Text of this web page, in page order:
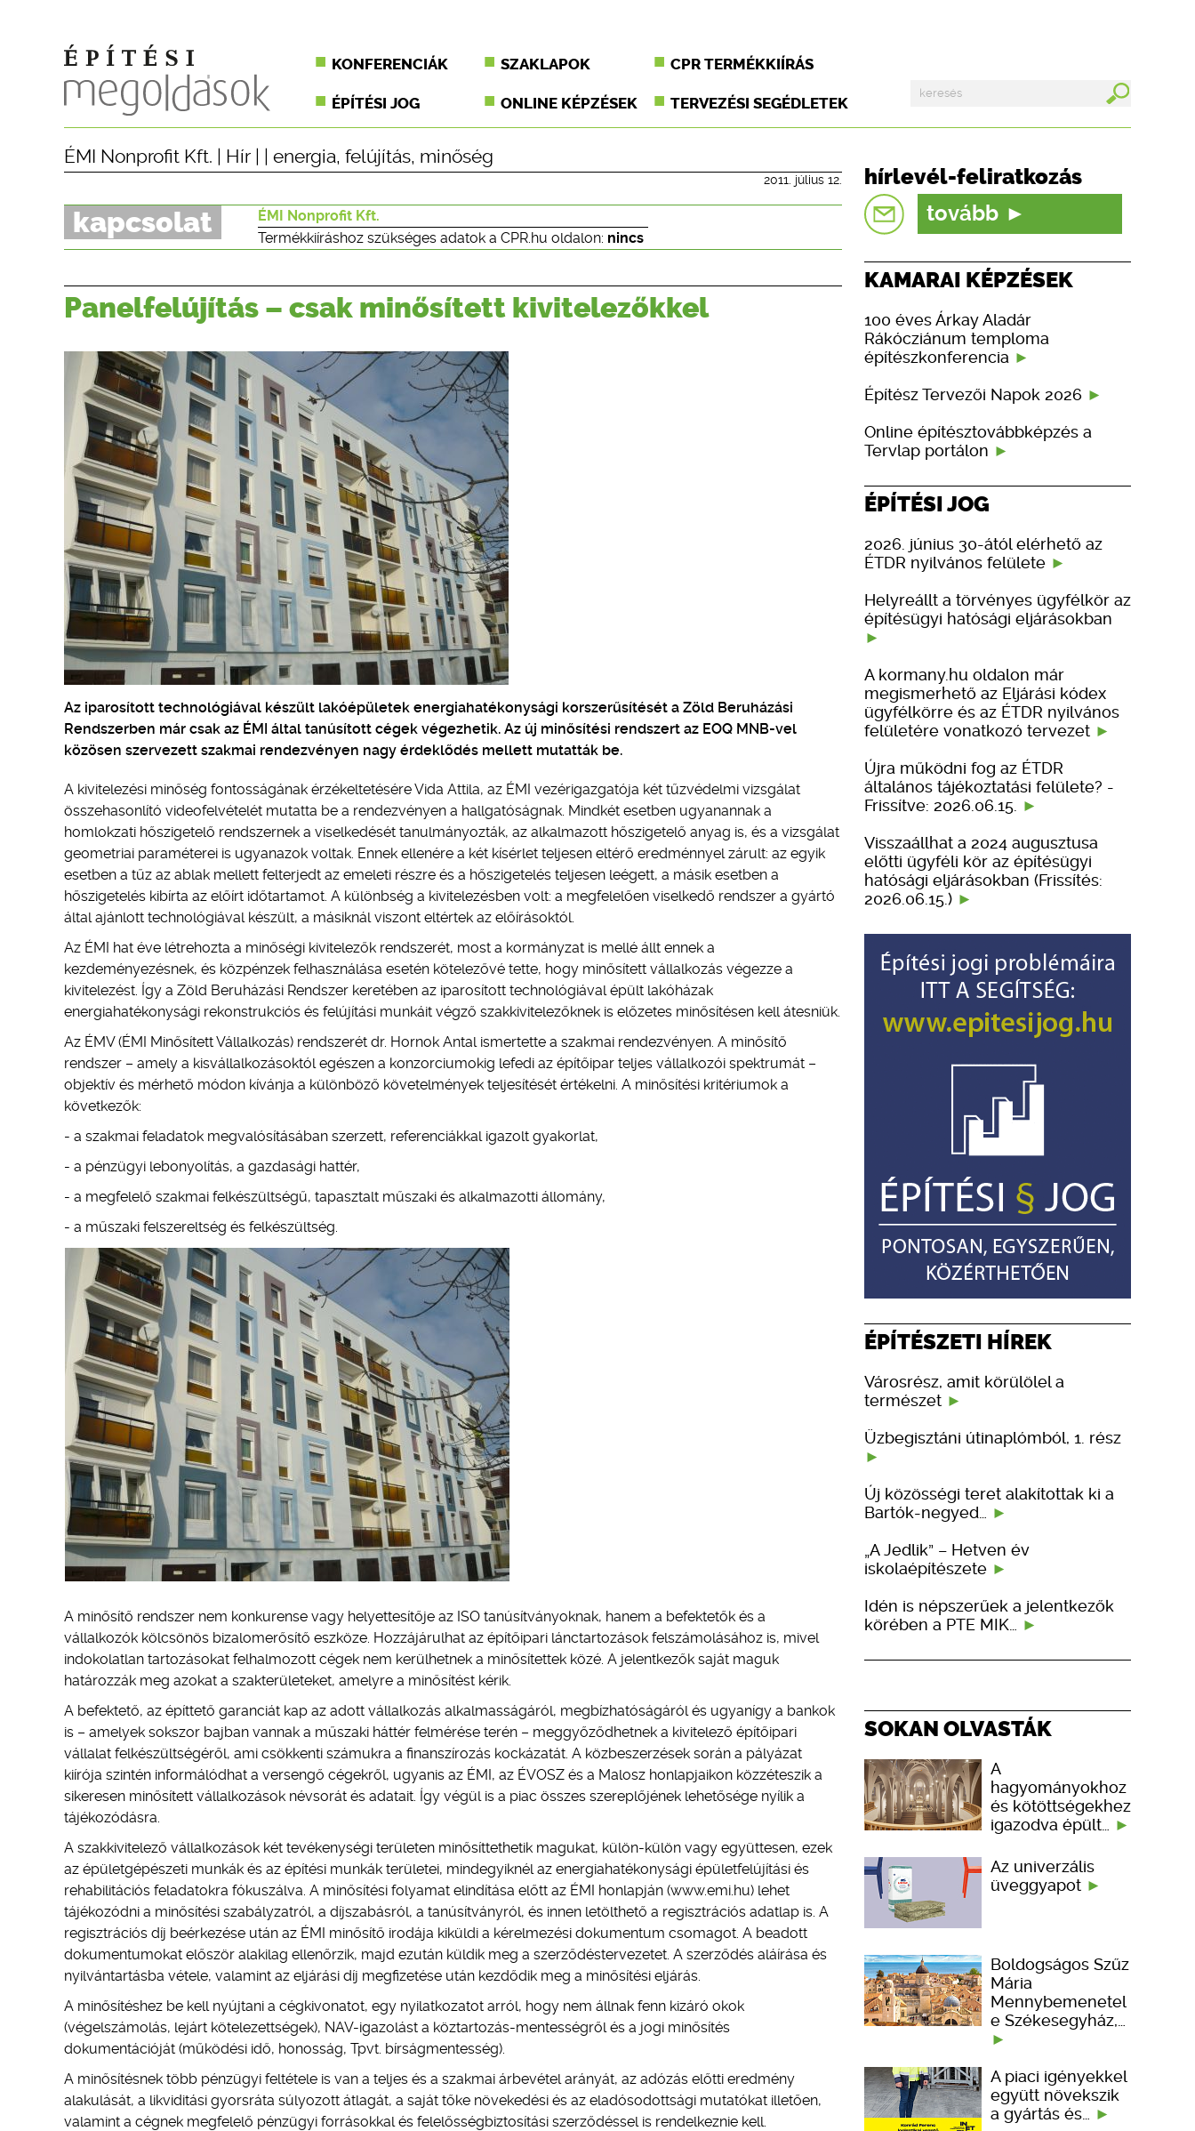
KONFERENCIÁK SZAKLAPOK CPR TERMÉKKIÍRÁS
ÉPÍTÉSI JOG ONLINE KÉPZÉSEK TERVEZÉSI SEGÉDLETEK
ÉMI Nonprofit Kft. Hír energia, felújítás, minőség
2011. július 12.
kapcsolat
ÉMI Nonprofit Kft.
Termékkiíráshoz szükséges adatok a CPR.hu oldalon: nincs
Panelfelújítás – csak minősített kivitelezőkkel
Az iparosított technológiával készült lakóépületek energiahatékonysági korszerűsítését a Zöld Beruházási
Rendszerben már csak az ÉMI által tanúsított cégek végezhetik. Az új minősítési rendszert az EOQ MNB-vel
közösen szervezett szakmai rendezvényen nagy érdeklődés mellett mutatták be.
A kivitelezési minőség fontosságának érzékeltetésére Vida Attila, az ÉMI vezérigazgatója két tűzvédelmi vizsgálat
összehasonlító videofelvételét mutatta be a rendezvényen a hallgatóságnak. Mindkét esetben ugyanannak a
homlokzati hőszigetelő rendszernek a viselkedését tanulmányozták, az alkalmazott hőszigetelő anyag is, és a vizsgálat
geometriai paraméterei is ugyanazok voltak. Ennek ellenére a két kísérlet teljesen eltérő eredménnyel zárult: az egyik
esetben a tűz az ablak mellett felterjedt az emeleti részre és a hőszigetelés teljesen leégett, a másik esetben a
hőszigetelés kibírta az előírt időtartamot. A különbség a kivitelezésben volt: a megfelelően viselkedő rendszer a gyártó
által ajánlott technológiával készült, a másiknál viszont eltértek az előírásoktól.
Az ÉMI hat éve létrehozta a minőségi kivitelezők rendszerét, most a kormányzat is mellé állt ennek a
kezdeményezésnek, és közpénzek felhasználása esetén kötelezővé tette, hogy minősített vállalkozás végezze a
kivitelezést. Így a Zöld Beruházási Rendszer keretében az iparosított technológiával épült lakóházak
energiahatékonysági rekonstrukciós és felújítási munkáit végző szakkivitelezőknek is előzetes minősítésen kell átesniük.
Az ÉMV (ÉMI Minősített Vállalkozás) rendszerét dr. Hornok Antal ismertette a szakmai rendezvényen. A minősítő
rendszer – amely a kisvállalkozásoktól egészen a konzorciumokig lefedi az építőipar teljes vállalkozói spektrumát –
objektív és mérhető módon kívánja a különböző követelmények teljesítését értékelni. A minősítési kritériumok a
következők:
- a szakmai feladatok megvalósításában szerzett, referenciákkal igazolt gyakorlat,
- a pénzügyi lebonyolítás, a gazdasági hattér,
- a megfelelő szakmai felkészültségű, tapasztalt műszaki és alkalmazotti állomány,
- a műszaki felszereltség és felkészültség.
A minősítő rendszer nem konkurense vagy helyettesítője az ISO tanúsítványoknak, hanem a befektetők és a
vállalkozók kölcsönös bizalomerősítő eszköze. Hozzájárulhat az építőipari lánctartozások felszámolásához is, mivel
indokolatlan tartozásokat felhalmozott cégek nem kerülhetnek a minősítettek közé. A jelentkezők saját maguk
határozzák meg azokat a szakterületeket, amelyre a minősítést kérik.
A befektető, az építtető garanciát kap az adott vállalkozás alkalmasságáról, megbízhatóságáról és ugyanígy a bankok
is – amelyek sokszor bajban vannak a műszaki háttér felmérése terén – meggyőződhetnek a kivitelező építőipari
vállalat felkészültségéről, ami csökkenti számukra a finanszírozás kockázatát. A közbeszerzések során a pályázat
kiírója szintén informálódhat a versengő cégekről, ugyanis az ÉMI, az ÉVOSZ és a Malosz honlapjaikon közzéteszik a
sikeresen minősített vállalkozások névsorát és adatait. Így végül is a piac összes szereplőjének lehetősége nyílik a
tájékozódásra.
A szakkivitelező vállalkozások két tevékenységi területen minősíttethetik magukat, külön-külön vagy együttesen, ezek
az épületgépészeti munkák és az építési munkák területei, mindegyiknél az energiahatékonysági épületfelújítási és
rehabilitációs feladatokra fókuszálva. A minősítési folyamat elindítása előtt az ÉMI honlapján (www.emi.hu) lehet
tájékozódni a minősítési szabályzatról, a díjszabásról, a tanúsítványról, és innen letölthető a regisztrációs adatlap is. A
regisztrációs díj beérkezése után az ÉMI minősítő irodája kiküldi a kérelmezési dokumentum csomagot. A beadott
dokumentumokat először alakilag ellenőrzik, majd ezután küldik meg a szerződéstervezetet. A szerződés aláírása és
nyilvántartásba vétele, valamint az eljárási díj megfizetése után kezdődik meg a minősítési eljárás.
A minősítéshez be kell nyújtani a cégkivonatot, egy nyilatkozatot arról, hogy nem állnak fenn kizáró okok
(végelszámolás, lejárt kötelezettségek), NAV-igazolást a köztartozás-mentességről és a jogi minősítés
dokumentációját (működési idő, honosság, Tpvt. bírságmentesség).
A minősítésnek több pénzügyi feltétele is van a teljes és a szakmai árbevétel arányát, az adózás előtti eredmény
alakulását, a likviditási gyorsráta súlyozott átlagát, a saját tőke növekedési és az eladósodottsági mutatókat illetően,
valamint a cégnek megfelelő pénzügyi forrásokkal és felelősségbiztosítási szerződéssel is rendelkeznie kell.
hírlevél-feliratkozás
tovább
KAMARAI KÉPZÉSEK
100 éves Árkay Aladár
Rákócziánum temploma
építészkonferencia
Építész Tervezői Napok 2026
Online építésztovábbképzés a
Tervlap portálon
ÉPÍTÉSI JOG
2026. június 30-ától elérhető az
ÉTDR nyilvános felülete
Helyreállt a törvényes ügyfélkör az
építésügyi hatósági eljárásokban
A kormany.hu oldalon már
megismerhető az Eljárási kódex
ügyfélkörre és az ÉTDR nyilvános
felületére vonatkozó tervezet
Újra működni fog az ÉTDR
általános tájékoztatási felülete? -
Frissítve: 2026.06.15.
Visszaállhat a 2024 augusztusa
előtti ügyféli kör az építésügyi
hatósági eljárásokban (Frissítés:
2026.06.15.)
ÉPÍTÉSZETI HÍREK
Városrész, amit körülölel a
természet
Üzbegisztáni útinaplómból, 1. rész
Új közösségi teret alakítottak ki a
Bartók-negyed…
„A Jedlik” – Hetven év
iskolaépítészete
Idén is népszerűek a jelentkezők
körében a PTE MIK…
SOKAN OLVASTÁK
A
hagyományokhoz
és kötöttségekhez
igazodva épült…
Az univerzális
üveggyapot
Boldogságos Szűz
Mária
Mennybemenetel
e Székesegyház,…
A piaci igényekkel
együtt növekszik
a gyártás és…